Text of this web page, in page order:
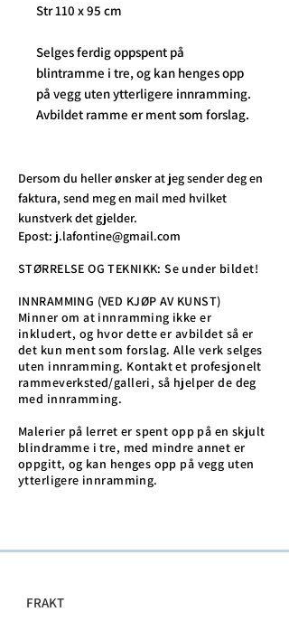
Str 110 x 95 cm
Selges ferdig oppspent på
blintramme i tre, og kan henges opp
på vegg uten ytterligere innramming.
Avbildet ramme er ment som forslag.
Dersom du heller ønsker at jeg sender deg en
faktura, send meg en mail med hvilket
kunstverk det gjelder.
Epost: j.lafontine@gmail.com
STØRRELSE OG TEKNIKK: Se under bildet!
INNRAMMING (VED KJØP AV KUNST)
Minner om at innramming ikke er
inkludert, og hvor dette er avbildet så er
det kun ment som forslag. Alle verk selges
uten innramming. Kontakt et profesjonelt
rammeverksted/galleri, så hjelper de deg
med innramming.
Malerier på lerret er spent opp på en skjult
blindramme i tre, med mindre annet er
oppgitt, og kan henges opp på vegg uten
ytterligere innramming.
FRAKT